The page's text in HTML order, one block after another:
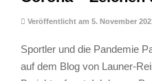
Veröffentlicht am 5. November
Sportler und die Pandemie
auf dem Blog von Launer-